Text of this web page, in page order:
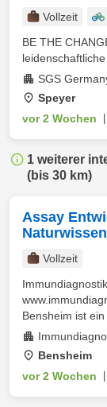
Vollzeit
BE THE
SGS
Speyer
vor 2 Wochen
1 weiterer
(bis 30 km)
Assay
Vollzeit
Bensheim ist ein
Bensheim
vor 2 Wochen